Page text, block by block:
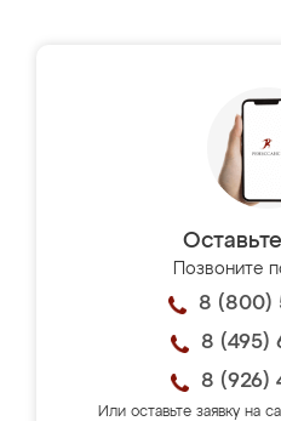
Позвоните
8 (800)
8 (495)
8 (926)
Или оставьте заявку на